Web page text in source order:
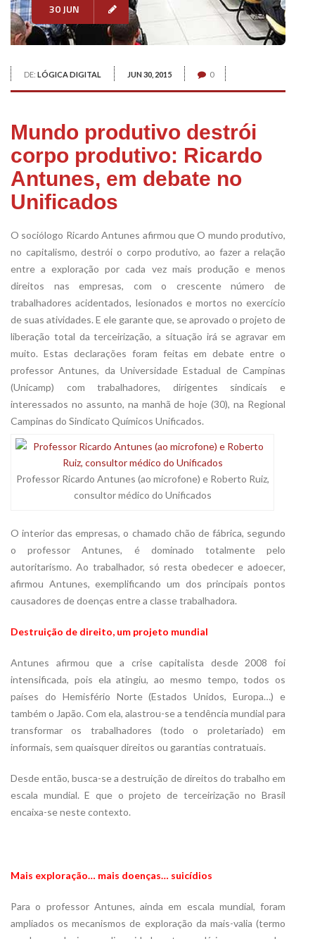
30 JUN
DE: LÓGICA DIGITAL JUN 30, 2015 0
Mundo produtivo destrói
corpo produtivo: Ricardo
Antunes, em debate no
Unificados
O sociólogo Ricardo Antunes afirmou que O mundo produtivo,
no capitalismo, destrói o corpo produtivo, ao fazer a relação
entre a exploração por cada vez mais produção e menos
direitos nas empresas, com o crescente número de
trabalhadores acidentados, lesionados e mortos no exercício
de suas atividades. E ele garante que, se aprovado o projeto de
liberação total da terceirização, a situação irá se agravar em
muito. Estas declarações foram feitas em debate entre o
professor Antunes, da Universidade Estadual de Campinas
(Unicamp) com trabalhadores, dirigentes sindicais e
interessados no assunto, na manhã de hoje (30), na Regional
Campinas do Sindicato Químicos Unificados.
Professor Ricardo Antunes (ao microfone) e Roberto Ruiz,
consultor médico do Unificados
O interior das empresas, o chamado chão de fábrica, segundo
o professor Antunes, é dominado totalmente pelo
autoritarismo. Ao trabalhador, só resta obedecer e adoecer,
afirmou Antunes, exemplificando um dos principais pontos
causadores de doenças entre a classe trabalhadora.
Destruição de direito, um projeto mundial
Antunes afirmou que a crise capitalista desde 2008 foi
intensificada, pois ela atingiu, ao mesmo tempo, todos os
países do Hemisfério Norte (Estados Unidos, Europa…) e
também o Japão. Com ela, alastrou-se a tendência mundial para
transformar os trabalhadores (todo o proletariado) em
informais, sem quaisquer direitos ou garantias contratuais.
Desde então, busca-se a destruição de direitos do trabalho em
escala mundial. E que o projeto de terceirização no Brasil
encaixa-se neste contexto.
Mais exploração… mais doenças… suicídios
Para o professor Antunes, ainda em escala mundial, foram
ampliados os mecanismos de exploração da mais-valia (termo